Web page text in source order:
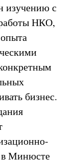
изучению с
НКО,
бизнес.
в Минюсте